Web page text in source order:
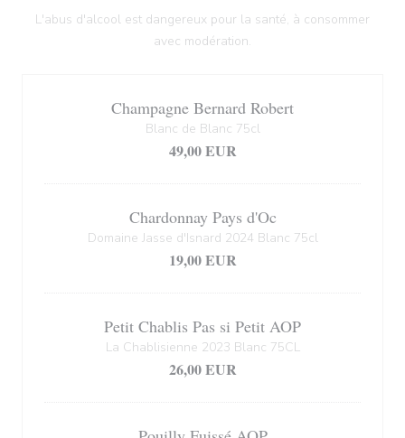
L'abus d'alcool est dangereux pour la santé, à consommer
avec modération.
Champagne Bernard Robert
Blanc de Blanc 75cl
49,00 EUR
Chardonnay Pays d'Oc
Domaine Jasse d'Isnard 2024 Blanc 75cl
19,00 EUR
Petit Chablis Pas si Petit AOP
La Chablisienne 2023 Blanc 75CL
26,00 EUR